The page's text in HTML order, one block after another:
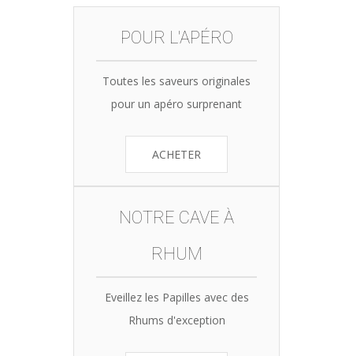
POUR L'APÉRO
Toutes les saveurs originales
pour un apéro surprenant
ACHETER
NOTRE CAVE À
RHUM
Eveillez les Papilles avec des
Rhums d'exception